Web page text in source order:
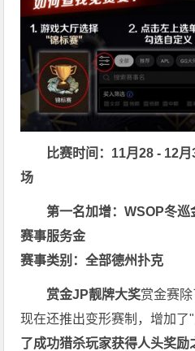
比赛时间：11月28 - 12
场
第一名加增：WSOP冬
赛事服务金
赛事类别：全部德州扑克
赏金JP靓牌大奖赏金赛除
现在还推出变形赛制，增加了
了成功猎杀玩家获得人头奖